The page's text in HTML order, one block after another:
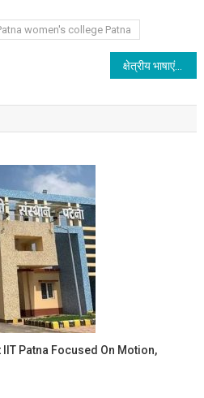
women's college Patna
क्षेत्रीय भाषाएं हिंदी के लिए बोझ नहीं : प्रो. अरुण
Patna Focused On Motion,